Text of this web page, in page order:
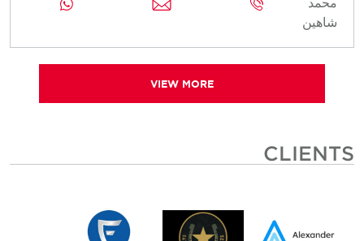
شاهين
VIEW MORE
CLIENTS